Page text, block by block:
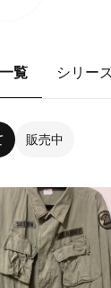
覧 シリー
販売中